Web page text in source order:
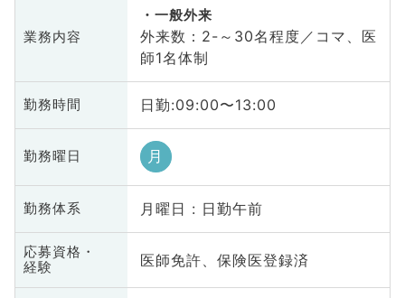
業務内容
一般外来
外来数：2-～30名程度／コマ、医
師1名体制
勤務時間 日勤:09:00〜13:00
勤務曜日 月
勤務体系 月曜日 : 日勤午前
応募資格・
経験
医師免許、保険医登録済